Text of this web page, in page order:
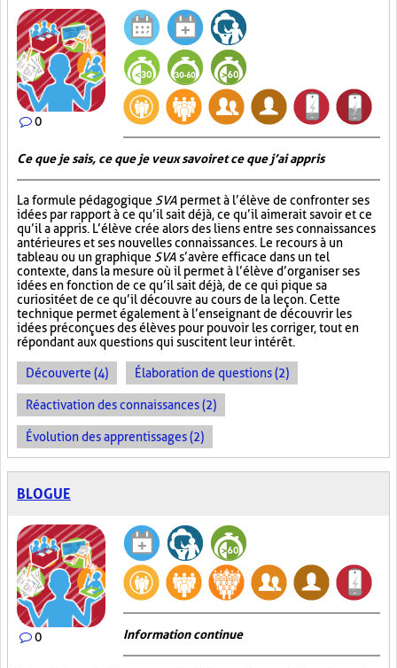
0
Ce que je sais, ce que je veux savoir et ce que j’ai appris
La formule pédagogique SVA permet à l’élève de confronter ses
idées par rapport à ce qu’il sait déjà, ce qu’il aimerait savoir et ce
qu’il a appris. L’élève crée alors des liens entre ses connaissances
antérieures et ses nouvelles connaissances. Le recours à un
tableau ou un graphique SVA s’avère efficace dans un tel
contexte, dans la mesure où il permet à l’élève d’organiser ses
idées en fonction de ce qu’il sait déjà, de ce qui pique sa
curiosité et de ce qu’il découvre au cours de la leçon. Cette
technique permet également à l’enseignant de découvrir les
idées préconçues des élèves pour pouvoir les corriger, tout en
répondant aux questions qui suscitent leur intérêt.
Découverte (4) Élaboration de questions (2)
Réactivation des connaissances (2)
Évolution des apprentissages (2)
BLOGUE
0 Information continue